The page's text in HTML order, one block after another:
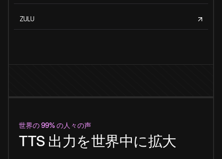
ZULU
世界の 99% の人々の声
TTS 出力を世界中に拡大